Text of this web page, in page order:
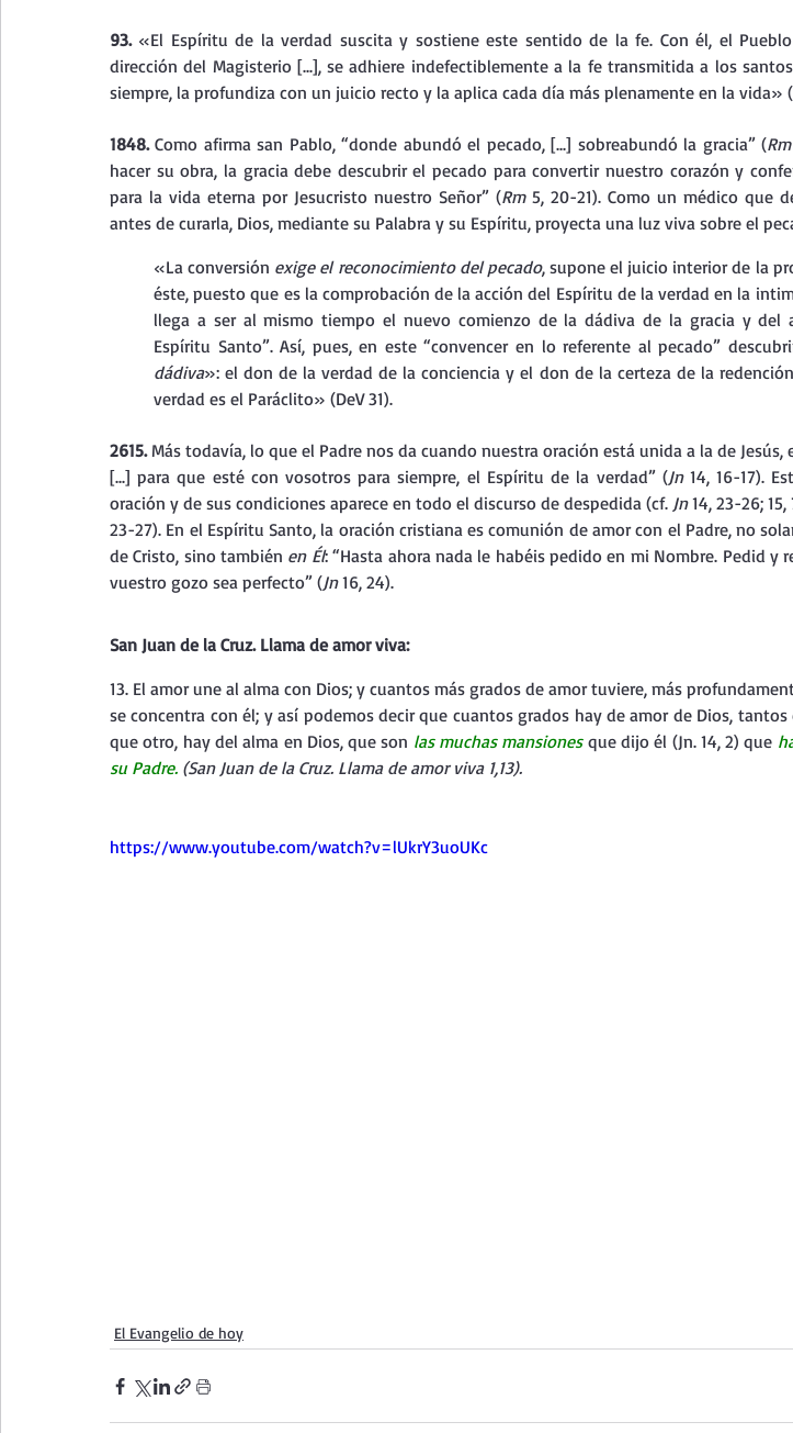
93. «El Espíritu de la verdad suscita y sostiene este sentido de la fe. Con él, el
dirección del Magisterio [...], se adhiere indefectiblemente a la fe transmitida a los
siempre, la profundiza con un juicio recto y la aplica cada día más plenamente en la vida»
1848. Como afirma san Pablo, “donde abundó el pecado, [...] sobreabundó la gracia” (Rm
hacer su obra, la gracia debe descubrir el pecado para convertir nuestro corazón y
para la vida eterna por Jesucristo nuestro Señor” (Rm 5, 20-21). Como un médico que
antes de curarla, Dios, mediante su Palabra y su Espíritu, proyecta una luz viva sobre el
«La conversión exige el reconocimiento del pecado, supone el juicio interior de la
éste, puesto que es la comprobación de la acción del Espíritu de la verdad en la
llega a ser al mismo tiempo el nuevo comienzo de la dádiva de la gracia y del
Espíritu Santo”. Así, pues, en este “convencer en lo referente al pecado”
dádiva»: el don de la verdad de la conciencia y el don de la certeza de la
verdad es el Paráclito» (DeV 31).
2615. Más todavía, lo que el Padre nos da cuando nuestra oración está unida a la de Jesús,
[...] para que esté con vosotros para siempre, el Espíritu de la verdad” (Jn 14, 16-17).
oración y de sus condiciones aparece en todo el discurso de despedida (cf. Jn 14, 23-26; 15,
23-27). En el Espíritu Santo, la oración cristiana es comunión de amor con el Padre, no
de Cristo, sino también en Él: “Hasta ahora nada le habéis pedido en mi Nombre. Pedid y
vuestro gozo sea perfecto” (Jn 16, 24).
San Juan de la Cruz. Llama de amor viva:
13. El amor une al alma con Dios; y cuantos más grados de amor tuviere, más
se concentra con él; y así podemos decir que cuantos grados hay de amor de Dios,
que otro, hay del alma en Dios, que son las muchas mansiones que dijo él (Jn. 14, 2) que
su Padre. (San Juan de la Cruz. Llama de amor viva 1,13).
https://www.youtube.com/watch?v=lUkrY3uoUKc
El Evangelio de hoy